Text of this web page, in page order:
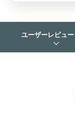
ユーザーレビュー